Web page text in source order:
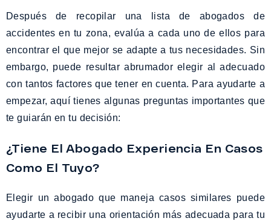
Después de recopilar una lista de abogados de
accidentes en tu zona, evalúa a cada uno de ellos para
encontrar el que mejor se adapte a tus necesidades. Sin
embargo, puede resultar abrumador elegir al adecuado
con tantos factores que tener en cuenta. Para ayudarte a
empezar, aquí tienes algunas preguntas importantes que
te guiarán en tu decisión:
¿Tiene El Abogado Experiencia En Casos
Como El Tuyo?
Elegir un abogado que maneja casos similares puede
ayudarte a recibir una orientación más adecuada para tu